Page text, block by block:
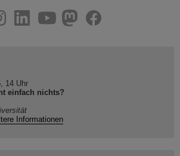
facebook
14 Uhr
einfach nichts?
Informationen